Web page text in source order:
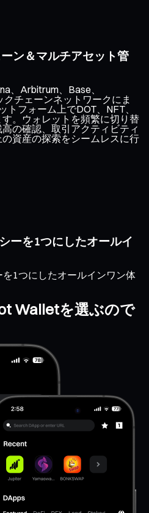
ン＆マルチアセット管
、Arbitrum、Base、
チェーンネットワークにま
トフォーム上でDOT、NFT、
。ウォレットを頻繁に切り替
の確認、取引アクティビティ
資産の探索をシームレスに行
ーを1つにしたオールイ
1つにしたオールインワン体
Walletを選ぶので